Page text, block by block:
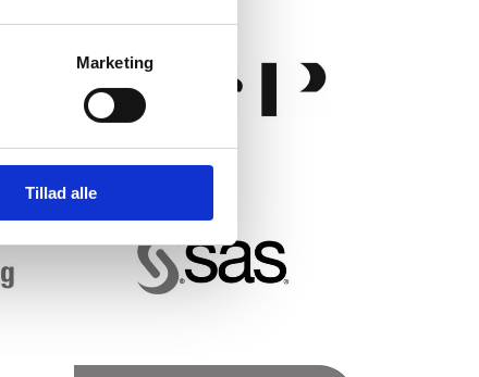
Marketing
Tillad alle